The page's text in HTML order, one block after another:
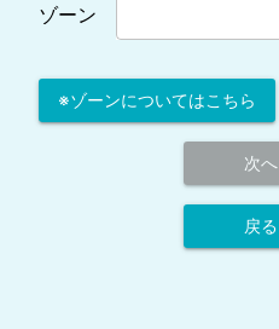
ゾーン
※ゾーンについてはこちら
次へ
戻る